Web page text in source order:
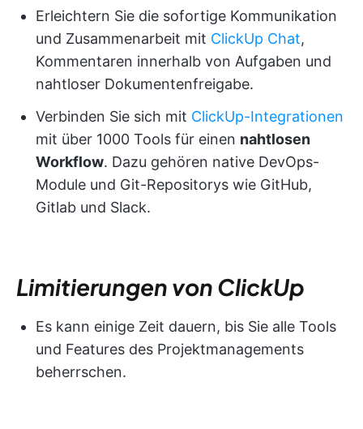
Erleichtern Sie die sofortige Kommunikation
und Zusammenarbeit mit ClickUp Chat,
Kommentaren innerhalb von Aufgaben und
nahtloser Dokumentenfreigabe.
Verbinden Sie sich mit ClickUp-Integrationen
mit über 1000 Tools für einen nahtlosen
Workflow. Dazu gehören native DevOps-
Module und Git-Repositorys wie GitHub,
Gitlab und Slack.
Limitierungen von ClickUp
Es kann einige Zeit dauern, bis Sie alle Tools
und Features des Projektmanagements
beherrschen.